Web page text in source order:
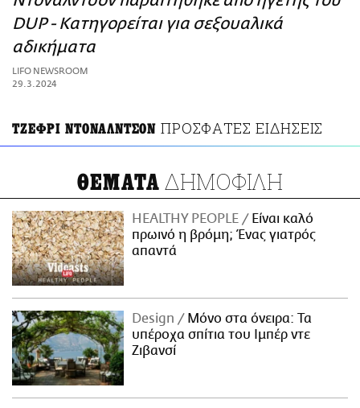
ΑΜΠΑ
PRINT
DUP - Κατηγορείται για σεξουαλικά
αδικήματα
LIFO NEWSROOM
29.3.2024
ΤΖΕΦΡΙ ΝΤΟΝΑΛΝΤΣΟΝ ΠΡΟΣΦΑΤΕΣ ΕΙΔΗΣΕΙΣ
ΘΕΜΑΤΑ ΔΗΜΟΦΙΛΗ
HEALTHY PEOPLE
Είναι καλό
πρωινό η βρόμη; Ένας γιατρός
απαντά
Design
Μόνο στα όνειρα: Τα
υπέροχα σπίτια του Ιμπέρ ντε
Ζιβανσί